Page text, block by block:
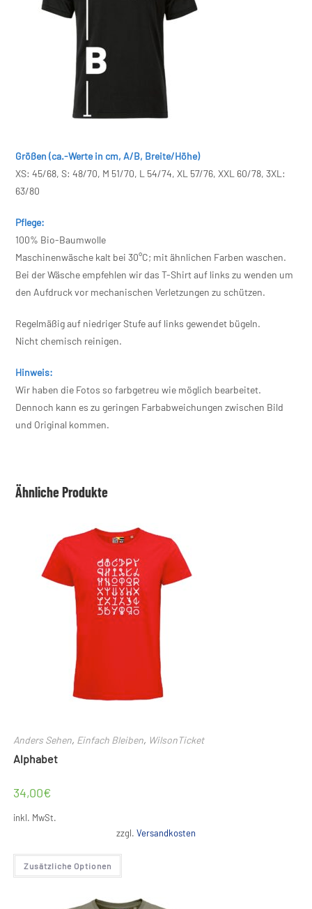
Größen (ca.-Werte in cm, A/B, Breite/Höhe)
XS: 45/68, S: 48/70, M 51/70, L 54/74, XL 57/76, XXL 60/78, 3XL:
63/80
Pflege:
100% Bio-Baumwolle
Maschinenwäsche kalt bei 30°C; mit ähnlichen Farben waschen.
Bei der Wäsche empfehlen wir das T-Shirt auf links zu wenden um
den Aufdruck vor mechanischen Verletzungen zu schützen.
Regelmäßig auf niedriger Stufe auf links gewendet bügeln.
Nicht chemisch reinigen.
Hinweis:
Wir haben die Fotos so farbgetreu wie möglich bearbeitet.
Dennoch kann es zu geringen Farbabweichungen zwischen Bild
und Original kommen.
Ähnliche Produkte
Anders Sehen, Einfach Bleiben, WilsonTicket
Alphabet
34,00€
inkl. MwSt.
zzgl. Versandkosten
Zusätzliche Optionen
Dieses
weist
Varianten
auf.